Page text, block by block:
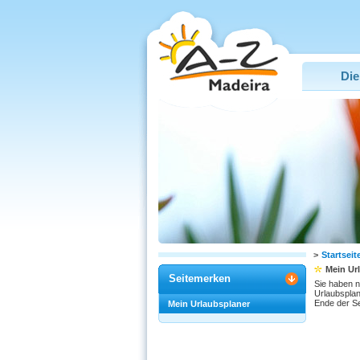
>
Seitemerken
Mein Urlaubsplaner
Mein
Sie haben
Ende der